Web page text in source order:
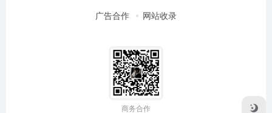
广告合作 网站收录
商务合作